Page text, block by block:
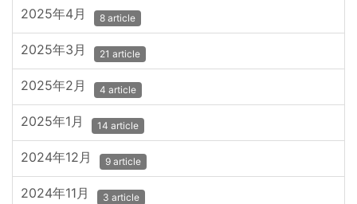
2025年4月 8 article
2025年3月 21 article
2025年2月 4 article
2025年1月 14 article
2024年12月 9 article
2024年11月 3 article